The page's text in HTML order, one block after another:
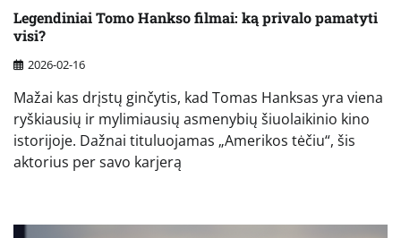
Legendiniai Tomo Hankso filmai: ką privalo pamatyti
visi?
2026-02-16
Mažai kas drįstų ginčytis, kad Tomas Hanksas yra viena
ryškiausių ir mylimiausių asmenybių šiuolaikinio kino
istorijoje. Dažnai tituluojamas „Amerikos tėčiu“, šis
aktorius per savo karjerą